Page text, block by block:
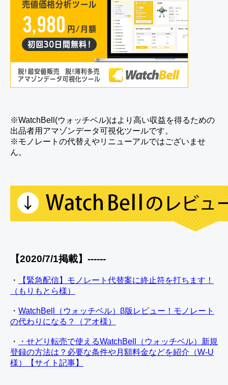
※WatchBell(ウォッチベル)はより高い収益を得るための
出品者用アマゾンデータ可視化ツールです。
※モノレートの代替えやリニューアルではございませ
ん。
【2020/7/1掲載】------
・
【緊急配信】モノレート代替案に終止符を打ちます！
（もりもとら様）
・ WatchBell（ウォッチベル）β版レビュー！モノレート
の代わりになる？（アオ様）
・
・せどり転売で使えるWatchBell（ウォッチベル）新規
登録の方法は？必要な条件や月額料金などを紹介（W-U
様）【サイト記事】